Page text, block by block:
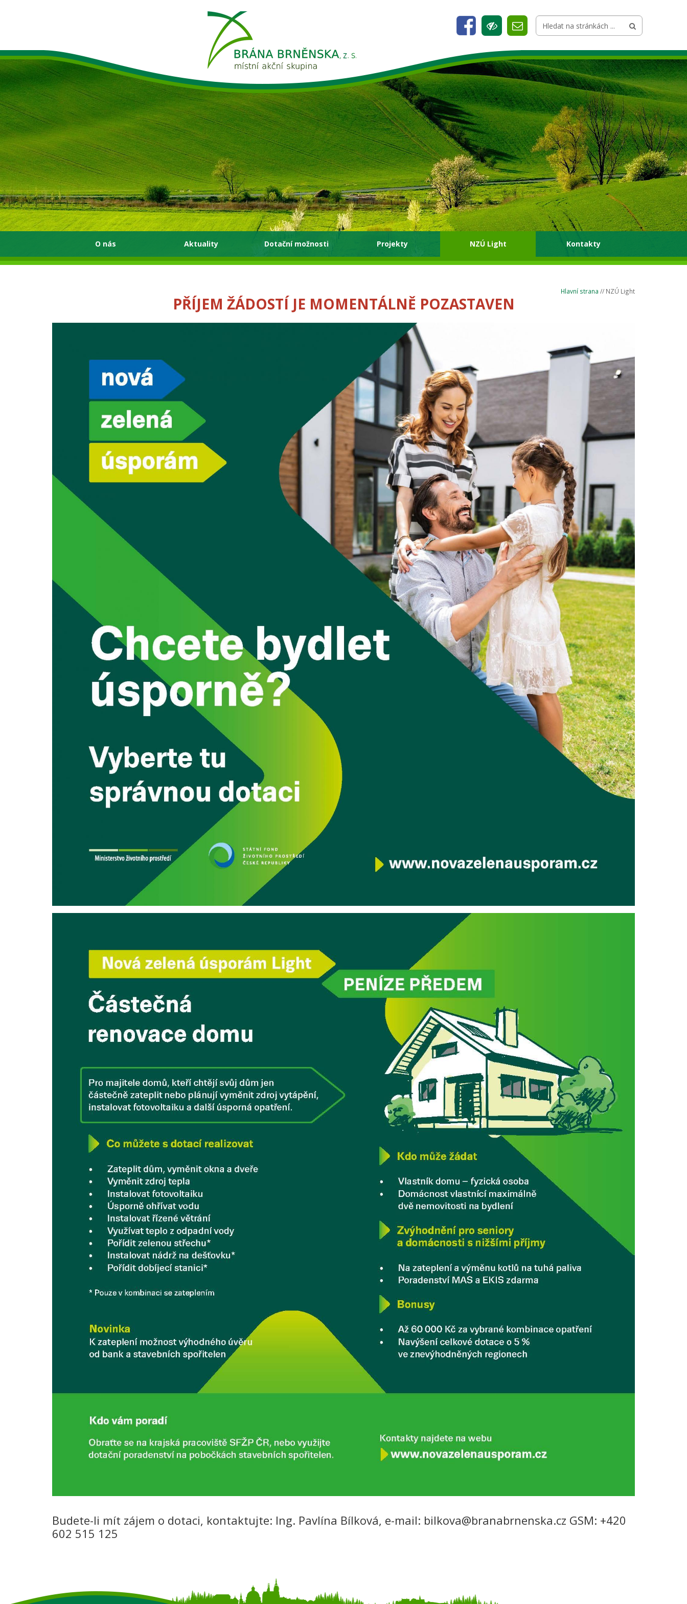
O nás Aktuality Dotační možnosti Projekty NZÚ Light Kontakty
Hlavní strana // NZÚ Light
PŘÍJEM ŽÁDOSTÍ JE MOMENTÁLNĚ POZASTAVEN
Budete-li mít zájem o dotaci, kontaktujte: Ing. Pavlína Bílková, e-mail: bilkova@branabrnenska.cz GSM: +420
602 515 125